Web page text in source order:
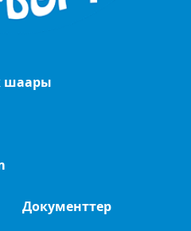
шаары
Документтер